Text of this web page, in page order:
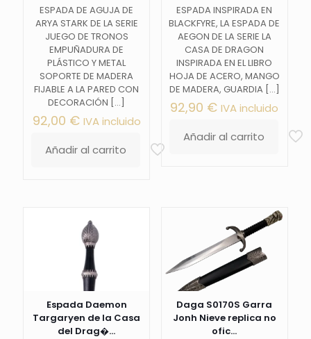
ESPADA DE AGUJA DE
ARYA STARK DE LA SERIE
JUEGO DE TRONOS
EMPUÑADURA DE
PLÁSTICO Y METAL
SOPORTE DE MADERA
FIJABLE A LA PARED CON
DECORACIÓN […]
92,00 € IVA incluido
Añadir al carrito
ESPADA INSPIRADA EN
BLACKFYRE, LA ESPADA DE
AEGON DE LA SERIE LA
CASA DE DRAGON
INSPIRADA EN EL LIBRO
HOJA DE ACERO, MANGO
DE MADERA, GUARDIA […]
92,90 € IVA incluido
Añadir al carrito
Espada Daemon
Targaryen de la Casa
del Drag�...
Daga S0170S Garra
Jonh Nieve replica no
ofic...